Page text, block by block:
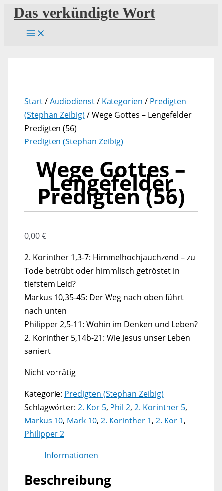
Zum
Inhalt
springen
Das verkündigte Wort
Start/Audiodienst/ Kategorien / Predigten
(Stephan Zeibig) / Wege Gottes – Lengefelder
Predigten (56)
Predigten (Stephan Zeibig)
Wege Gottes –
Lengefelder
Predigten (56)
0,00€
2. Korinther 1,3-7: Himmelhochjauchzend – zu
Tode betrübt oder himmlisch getröstet in
tiefstem Leid?
Markus 10,35-45: Der Weg nach oben führt
nach unten
Philipper 2,5-11: Wohin im Denken und Leben?
2. Korinther 5,14b-21: Wie Jesus unser Leben
saniert
Nicht vorrätig
Kategorie: Predigten (Stephan Zeibig)
Schlagwörter: 2. Kor 5, Phil 2, 2. Korinther 5,
Markus 10, Mark 10, 2. Korinther 1, 2. Kor 1,
Philipper 2
Informationen
Beschreibung